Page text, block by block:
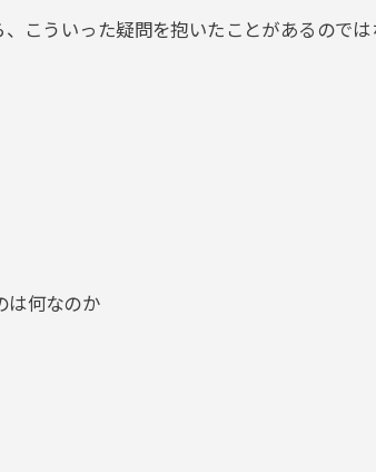
こういった疑問を抱いたことがあるのでは
は何なのか